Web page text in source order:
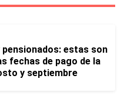
pensionados: estas son
fechas de pago de la
y septiembre